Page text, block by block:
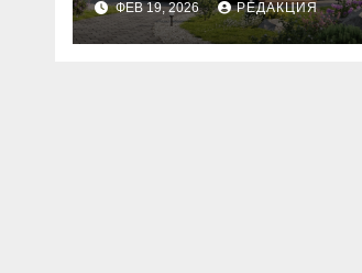
планирование
бюджета
ФЕВ 19, 2026 РЕДАКЦИЯ